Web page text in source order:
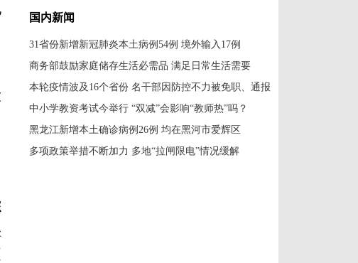
国内新闻
31省份新增新冠肺炎本土病例54例 境外输入17例
商务部鼓励家庭储存生活必需品 满足日常生活需要
本轮疫情波及16个省份 名干部因防控不力被免职、通报
中小学教资考试今举行 “双减”会影响“教师热”吗？
黑龙江新增本土确诊病例26例 均在黑河市爱辉区
多项政策举措不断加力 多地“拉闸限电”情况缓解